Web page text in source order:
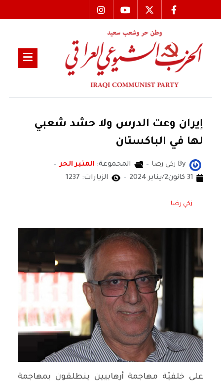
إيران وعت الدرس ولا حشد شعبي
لها في الباكستان
By زكي رضا المجموعة: المنبر الحر
31 كانون2/يناير 2024
الزيارات: 1237
زكي رضا
على خلفيّة مهاجمة أرهابيين ينطلقون بمهاجمة